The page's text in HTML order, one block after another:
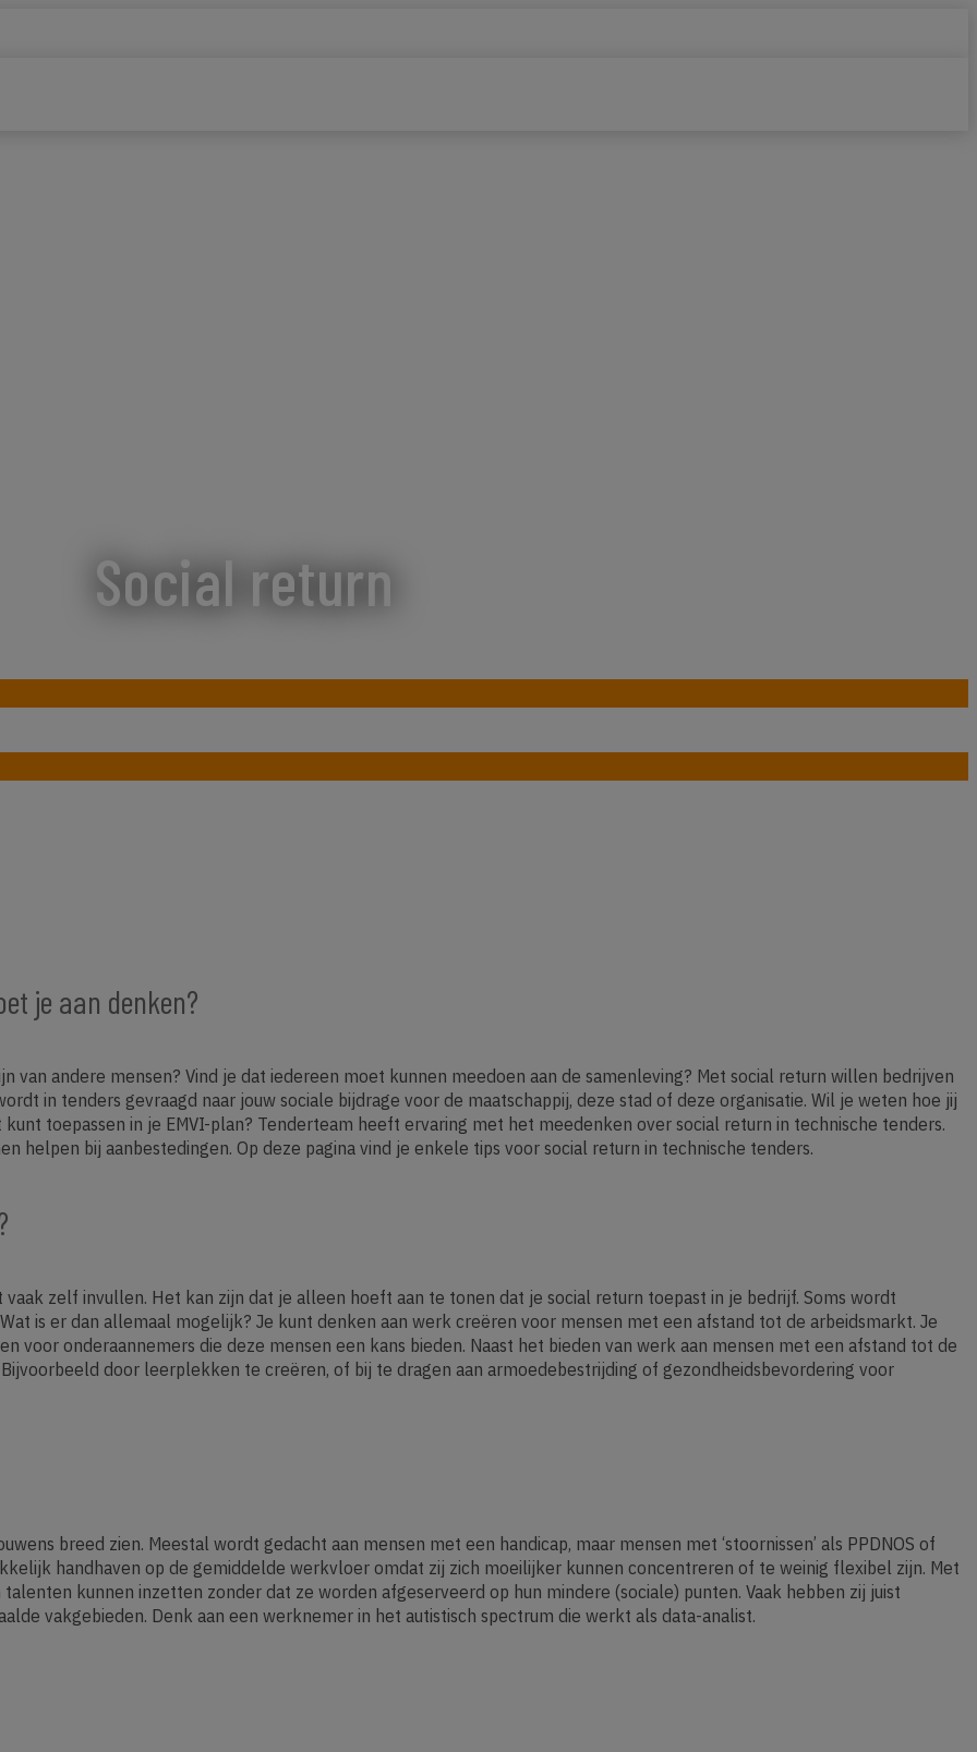
Social return
je aan denken?
andere mensen? Vind je dat iedereen moet kunnen meedoen aan de samenleving? Met social return willen bedrijven
in tenders gevraagd naar jouw sociale bijdrage voor de maatschappij, deze stad of deze organisatie. Wil je weten hoe jij
toepassen in je EMVI-plan? Tenderteam heeft ervaring met het meedenken over social return in technische tenders.
helpen bij aanbestedingen. Op deze pagina vind je enkele tips voor social return in technische tenders.
zelf invullen. Het kan zijn dat je alleen hoeft aan te tonen dat je social return toepast in je bedrijf. Soms wordt
is er dan allemaal mogelijk? Je kunt denken aan werk creëren voor mensen met een afstand tot de arbeidsmarkt. Je
voor onderaannemers die deze mensen een kans bieden. Naast het bieden van werk aan mensen met een afstand tot de
door leerplekken te creëren, of bij te dragen aan armoedebestrijding of gezondheidsbevordering voor
breed zien. Meestal wordt gedacht aan mensen met een handicap, maar mensen met ‘stoornissen’ als PPDNOS of
handhaven op de gemiddelde werkvloer omdat zij zich moeilijker kunnen concentreren of te weinig flexibel zijn. Met
kunnen inzetten zonder dat ze worden afgeserveerd op hun mindere (sociale) punten. Vaak hebben zij juist
vakgebieden. Denk aan een werknemer in het autistisch spectrum die werkt als data-analist.